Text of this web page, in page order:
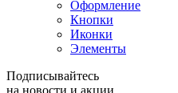
Оформление
Кнопки
Иконки
Элементы
Подписывайтесь
на новости и акции